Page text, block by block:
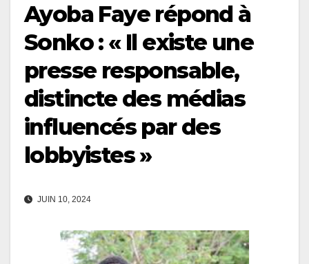
Ayoba Faye répond à
Sonko : « Il existe une
presse responsable,
distincte des médias
influencés par des
lobbyistes »
JUIN 10, 2024